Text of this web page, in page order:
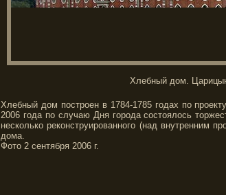
Хлебный дом.
Хлебный дом построен в 1784-1785 годах по
2006 года по случаю Дня города состоялось
несколько реконструированного (над внутренним
дома.
Фото 2 сентября 2006 г.